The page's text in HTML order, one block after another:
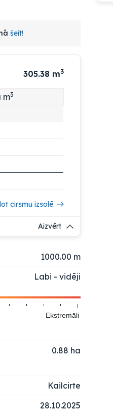
šeit!
305.38 m3
m3
cirsmu izsolē
Aizvērt
1000.00 m
Labi - vidēji
Ekstremāli
0.88 ha
Kailcirte
28.10.2025